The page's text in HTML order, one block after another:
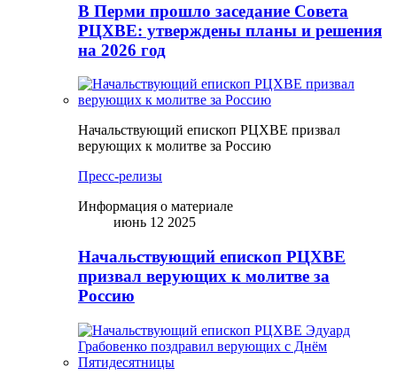
В Перми прошло заседание Совета
РЦХВЕ: утверждены планы и решения
на 2026 год
Начальствующий епископ РЦХВЕ призвал
верующих к молитве за Россию
Пресс-релизы
Информация о материале
июнь 12 2025
Начальствующий епископ РЦХВЕ
призвал верующих к молитве за
Россию